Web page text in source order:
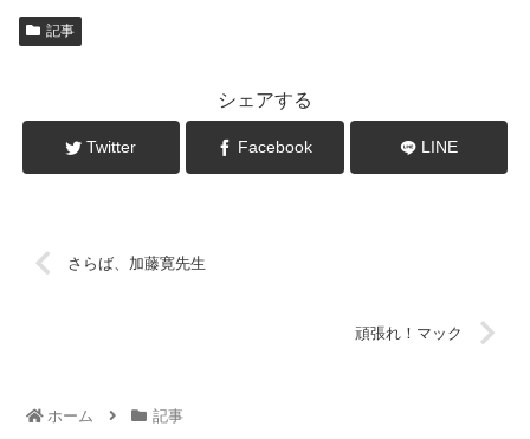
記事
シェアする
Twitter Facebook LINE
さらば、加藤寛先生
頑張れ！マック
ホーム 記事